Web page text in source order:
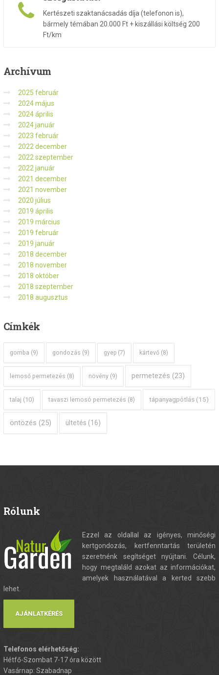
Kertészeti szaktanácsadás díja (telefonon is),
bármely témában 20.000 Ft + kiszállási költség 200
Ft/km
Archívum
2025 február
2024 május
2024 április
2024 január
2023 február
2022 december
2022 szeptember
2022 január
2021 december
2021 november
2020 július
2019 április
2019 március
2019 február
2019 január
2018 december
2018 november
2018 október
2018 szeptember
2018 augusztus
Címkék
gomba (9) gondozás (9) gyep (7) kártevő (8)
lemoső permetezés (8) növény (9) permetezés (23)
talaj (10) tavaszi lemosó permetezés (8) tápanyagpótlás (15)
öntözés (25) ültetés (16)
Rólunk
Ezzel az oldallal az igényes, minőségi
kertgondozás, kertfenntartás területén
szeretnénk segítséget nyújtani. Célunk,
hogy megtaláld azokat az információkat,
amelyek használatával a kerted szebb
lehet.
AJÁNLATKÉRÉS
Telefonos elérhetőség:
Hétfő-Szombat 7-17 óra között
Vasárnap: Szabadnap